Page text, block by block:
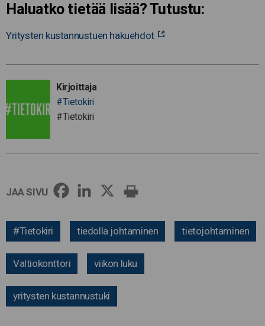
Haluatko tietää lisää? Tutustu:
Yritysten kustannustuen hakuehdot
Kirjoittaja
#Tietokiri
#Tietokiri
JAA SIVU
#Tietokiri tiedolla johtaminen tietojohtaminen
Valtiokonttori viikon luku
yritysten kustannustuki